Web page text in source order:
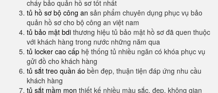
cháy bảo quản hồ sơ tốt nhất
tủ hồ sơ bộ công an sản phẩm chuyên dụng phục vụ bảo
quản hồ sơ cho bộ công an việt nam
tủ bảo mật bdi thương hiệu tủ bảo mật hồ sơ đã quen thuộc
với khách hàng trong nước những năm qua
tủ locker cao cấp hệ thống tủ nhiều ngăn có khóa phục vụ
gửi đồ cho khách hàng
tủ sắt treo quần áo bền đẹp, thuận tiện đáp ứng nhu cầu
khách hàng
tủ sắt mầm mon thiết kế nhiều màu sắc, đẹp, không gian